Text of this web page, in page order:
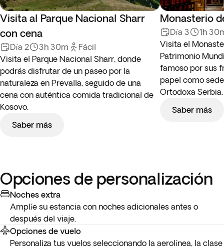
Visita al Parque Nacional Sharr
con cena
Día 2 3h 30m
Fácil
Visita el Parque Nacional Sharr, donde
podrás disfrutar de un paseo por la
naturaleza en Prevalla, seguido de una
cena con auténtica comida tradicional de
Kosovo.
Saber más
Monasterio
Día 3
1h
Visita el
Patrimonio
famoso por sus
papel como
Ortodoxa Serbia.
Saber más
Opciones de personalización
Noches extra
Amplíe su estancia con noches adicionales antes o
después del viaje.
Opciones de vuelo
Personaliza tus vuelos seleccionando la aerolínea, la clase